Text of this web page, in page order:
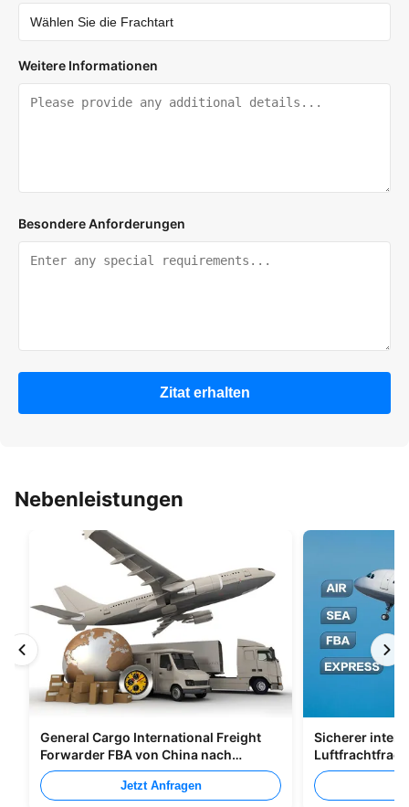
Weitere Informationen
Besondere Anforderungen
Zitat erhalten
Nebenleistungen
General Cargo International Freight
Forwarder FBA von China nach
Großbritannien Italien Portugal
Jetzt Anfragen
Sicherer
Shenzhen